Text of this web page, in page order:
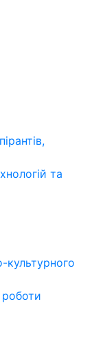
та
культурного